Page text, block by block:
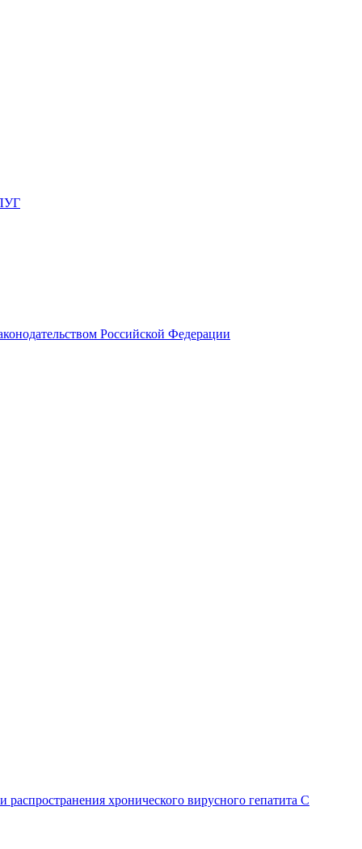
Российской Федерации
хронического вирусного гепатита C